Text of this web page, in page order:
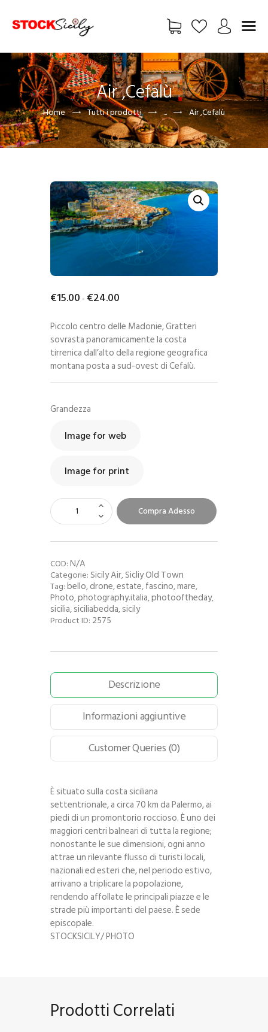
Air ,Cefalù
Home Tutti i prodotti ... Air ,Cefalù
HOME
CHI SIAMO
VETRINA
EXCLUSIVE
FREE
BLOG
ADV
CONTATTI
UTENTE
€15.00- €24.00
Piccolo centro delle Madonie, Gratteri
sovrasta panoramicamente la costa
tirrenica dall’alto della regione geografica
montana posta a sud-ovest di Cefalù.
Grandezza
Image for web
Image for print
Compra Adesso
COD:N/A
Categorie: Sicily Air,Sicliy Old Town
Tag:bello,drone,estate,fascino,mare,
Photo,photography.italia,photooftheday,
sicilia,siciliabedda,sicily
Product ID: 2575
Descrizione
Informazioni aggiuntive
Customer Queries (0)
È situato sulla costa siciliana
settentrionale, a circa 70 km da Palermo, ai
piedi di un promontorio roccioso. È uno dei
maggiori centri balneari di tutta la regione;
nonostante le sue dimensioni, ogni anno
attrae un rilevante flusso di turisti locali,
nazionali ed esteri che, nel periodo estivo,
arrivano a triplicare la popolazione,
rendendo affollate le principali piazze e le
strade più importanti del paese. È sede
episcopale.
STOCKSICILY/ PHOTO
Prodotti Correlati